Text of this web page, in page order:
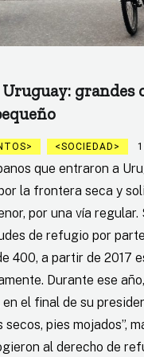
Uruguay: grandes
SOCIEDAD
que entraron a
la frontera seca y
por una vía regular.
de refugio por
400, a partir de 2017
Durante ese
en el final de su
secos, pies mojados”,
al derecho de